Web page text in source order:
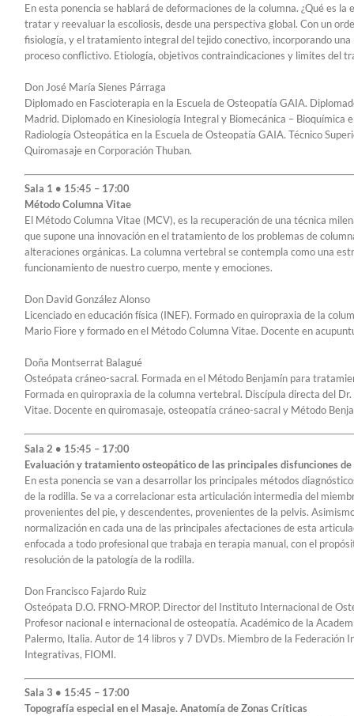
En esta ponencia se hablará de deformaciones de la columna. ¿Qué es
tratar y reevaluar la escoliosis, desde una perspectiva global. Con un
fisiología, y el tratamiento integral del tejido conectivo, incorporando
proceso conflictivo. Etiología, objetivos contraindicaciones y limites del
Don José María Sienes Párraga
Diplomado en Fascioterapia en la Escuela de Osteopatía GAIA.
Madrid. Diplomado en Kinesiología Integral y Biomecánica – Bioquímica
Radiología Osteopática en la Escuela de Osteopatía GAIA. Técnico
Quiromasaje en Corporación Thuban.
Sala 1 • 15:45 – 17:00
Método Columna Vitae
El Método Columna Vitae (MCV), es la recuperación de una técnica
que supone una innovación en el tratamiento de los problemas de
alteraciones orgánicas. La columna vertebral se contempla como una
funcionamiento de nuestro cuerpo, mente y emociones.
Don David González Alonso
Licenciado en educación física (INEF). Formado en quiropraxia de la
Mario Fiore y formado en el Método Columna Vitae. Docente en
Doña Montserrat Balagué
Osteópata cráneo-sacral. Formada en el Método Benjamín para
Formada en quiropraxia de la columna vertebral. Discípula directa del
Vitae. Docente en quiromasaje, osteopatía cráneo-sacral y Método
Sala 2 • 15:45 – 17:00
Evaluación y tratamiento osteopático de las principales disfunciones
En esta ponencia se van a desarrollar los principales métodos
de la rodilla. Se va a correlacionar esta articulación intermedia del
provenientes del pie, y descendentes, provenientes de la pelvis.
normalización en cada una de las principales afectaciones de esta
enfocada a todo profesional que trabaja en terapia manual, con el
resolución de la patología de la rodilla.
Don Francisco Fajardo Ruiz
Osteópata D.O. FRNO-MROP. Director del Instituto Internacional de
Profesor nacional e internacional de osteopatía. Académico de la
Palermo, Italia. Autor de 14 libros y 7 DVDs. Miembro de la Federación
Integrativas, FIOMI.
Sala 3 • 15:45 – 17:00
Topografía especial en el Masaje. Anatomía de Zonas Críticas